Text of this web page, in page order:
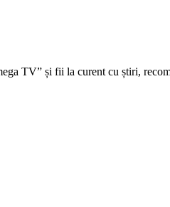
TV” și fii la curent cu știri,